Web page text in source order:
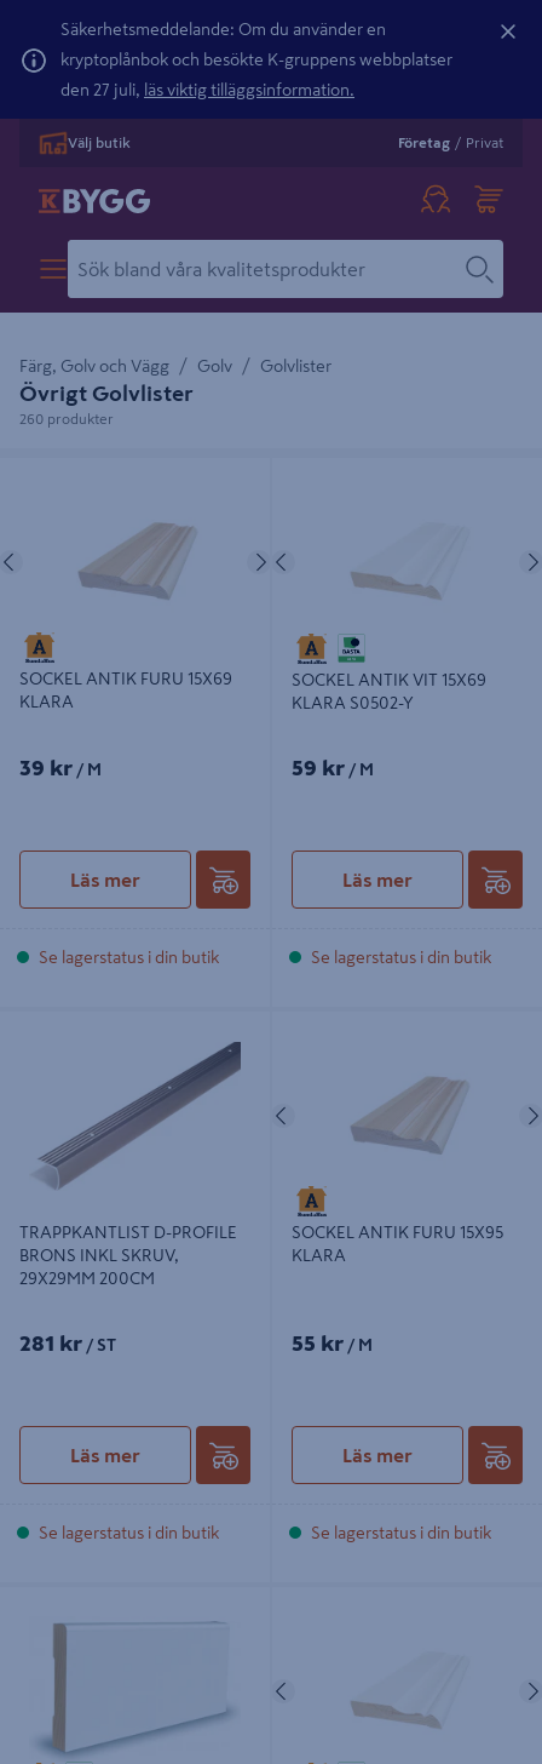
Säkerhetsmeddelande: Om du använder en
kryptoplånbok och besökte K-gruppens webbplatser
den 27 juli, läs viktig tilläggsinformation.
Välj butik Företag / Privat
Färg, Golv och Vägg Golv Golvlister
Övrigt Golvlister
260 produkter
Föregående Nästa
SOCKEL ANTIK FURU 15X69
KLARA
39 kr / M
Läs mer
Se lagerstatus i din butik
SOCKEL ANTIK VIT 15X69
KLARA S0502-Y
59 kr / M
Läs mer
Se lagerstatus i din butik
BRONS INKL SKRUV, 29X29MM
TRAPPKANTLIST D-PROFILE
BRONS INKL SKRUV,
29X29MM 200CM
281 kr / ST
Läs mer
Se lagerstatus i din butik
Föregående
SOCKEL ANTIK FURU 15X95
KLARA
55 kr / M
Läs mer
Se lagerstatus i din butik
FURU VIT